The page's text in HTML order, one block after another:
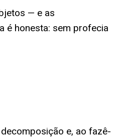
— e as
é honesta: sem profecia
e, ao fazê-